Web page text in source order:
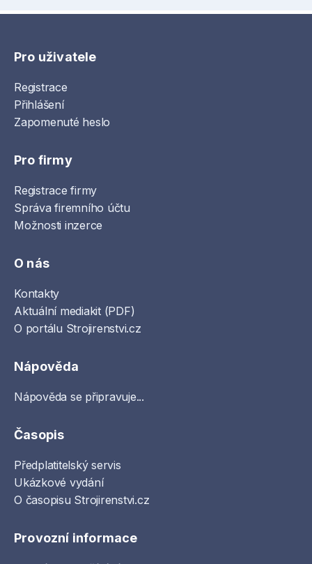
Pro uživatele
Registrace
Přihlášení
Zapomenuté heslo
Pro firmy
Registrace firmy
Správa firemního účtu
Možnosti inzerce
O nás
Kontakty
Aktuální mediakit (PDF)
O portálu Strojirenstvi.cz
Nápověda
Nápověda se připravuje...
Časopis
Předplatitelský servis
Ukázkové vydání
O časopisu Strojirenstvi.cz
Provozní informace